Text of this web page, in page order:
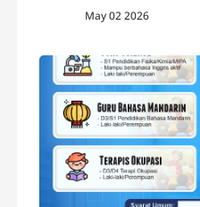
May 02 2026